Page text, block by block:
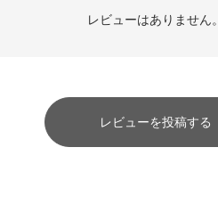
レビューはありません。
レビューを投稿する